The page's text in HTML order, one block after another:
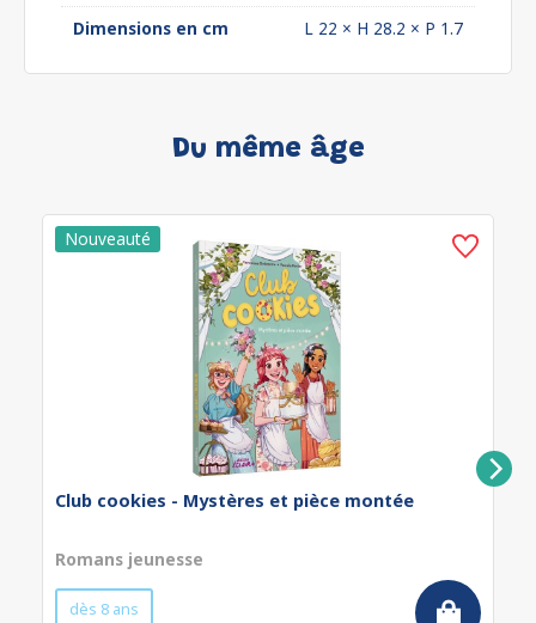
Dimensions en cm
L 22 × H 28.2 × P 1.7
Du même âge
Club cookies - Mystères et pièce montée
Romans jeunesse
dès 8 ans